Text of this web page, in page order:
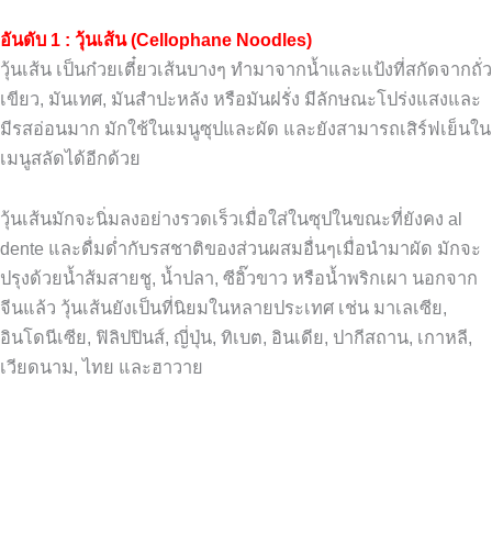
อันดับ 1 : วุ้นเส้น (Cellophane Noodles)
วุ้นเส้น เป็นก๋วยเตี๋ยวเส้นบางๆ ทำมาจากน้ำและแป้งที่สกัดจากถั่ว
เขียว, มันเทศ, มันสำปะหลัง หรือมันฝรั่ง มีลักษณะโปร่งแสงและ
มีรสอ่อนมาก มักใช้ในเมนูซุปและผัด และยังสามารถเสิร์ฟเย็นใน
เมนูสลัดได้อีกด้วย
วุ้นเส้นมักจะนิ่มลงอย่างรวดเร็วเมื่อใส่ในซุปในขณะที่ยังคง al
dente และดื่มด่ำกับรสชาติของส่วนผสมอื่นๆเมื่อนำมาผัด มักจะ
ปรุงด้วยน้ำส้มสายชู, น้ำปลา, ซีอิ๊วขาว หรือน้ำพริกเผา นอกจาก
จีนแล้ว วุ้นเส้นยังเป็นที่นิยมในหลายประเทศ เช่น มาเลเซีย,
อินโดนีเซีย, ฟิลิปปินส์, ญี่ปุ่น, ทิเบต, อินเดีย, ปากีสถาน, เกาหลี,
เวียดนาม, ไทย และฮาวาย